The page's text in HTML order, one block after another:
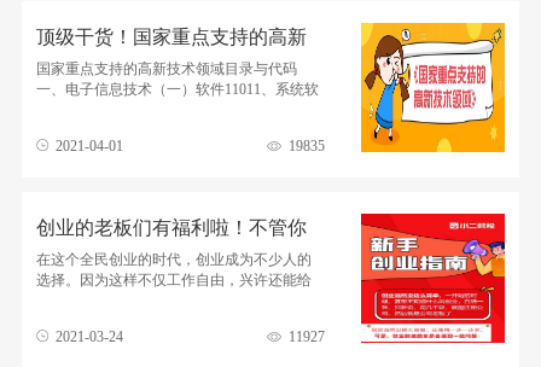
顶级干货！国家重点支持的高新
技术领域目录与代码
国家重点支持的高新技术领域目录与代码
一、电子信息技术（一）软件11011、系统软
2021-04-01
19835
创业的老板们有福利啦！不管你
是企业还是个体户都有用！江西
南昌公司注册代办
在这个全民创业的时代，创业成为不少人的
选择。因为这样不仅工作自由，兴许还能给
2021-03-24
11927